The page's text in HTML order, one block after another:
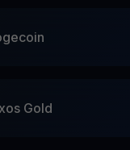
Gold